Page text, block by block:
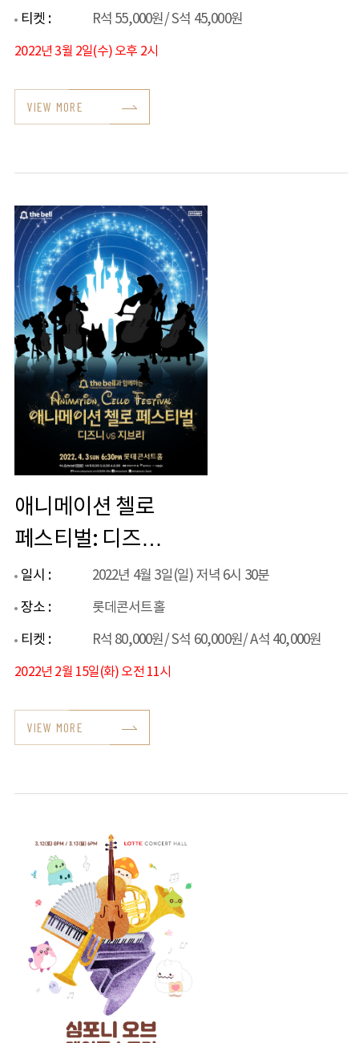
티켓 : R석 55,000원/ S석 45,000원
2022년 3월 2일(수) 오후 2시
VIEW MORE
애니메이션 첼로
페스티벌: 디즈니
VS 지브리
일시 :
2022년 4월 3일(일) 저녁 6시 30분
장소 :
롯데콘서트홀
티켓 :
R석 80,000원/ S석 60,000원/ A석 40,000원
2022년 2월 15일(화) 오전 11시
VIEW MORE